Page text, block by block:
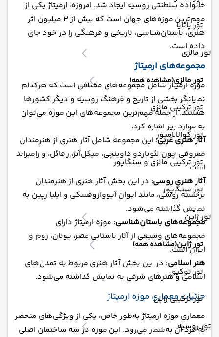
تور پاتایا
تور مالزی
تور مالزی(مشاهده همه)
تور ترکیبی مالزی
تور کوالالامپور
تور ترکیبی مالزی و سنگاپور
تور سنگاپور
تور ژاپن
تور ژاپن(مشاهده همه)
تور توکیو
تور ترکیبی ژاپن
تور روسیه
خانواده سلطنتی روسیه ایجاد شد. امروزه، ارمیتاژ یکی از
مهم‌ترین موزه‌های جهان است که بیش از 3 میلیون اثر
هنری، باستان‌شناسی، تاریخی و فرهنگی را در خود جای
داده است.
مجموعه‌های ارمیتاژ
موزه ارمیتاژ شامل مجموعه‌های مختلفی است که هرکدام
نمایانگر بخشی از تاریخ و فرهنگ روسیه و دیگر کشورها
هستند. از جمله مهم‌ترین مجموعه‌های این موزه می‌توان
به موارد زیر اشاره کرد:
آثار هنری غربی: این مجموعه شامل آثار هنری از هنرمندان
معروفی چون لئوناردو داوینچی، میکل‌آنژ، رافائل، و رامبراند
است.
آثار هنری روسی: در این بخش آثار هنری از هنرمندان
برجسته روسی، مانند ایوان آیووازوفسکی و ایلیا رپین به
نمایش گذاشته می‌شود.
مجموعه‌های باستان‌شناسی: موزه ارمیتاژ دارای
مجموعه‌های وسیعی از آثار باستانی مصر، یونان، روم و
ایران است.
هنر اسلامی: در این بخش آثار هنری مربوط به تمدن‌های
اسلامی و هنرهای شرقی به نمایش گذاشته می‌شود.
جزئیات معماری موزه ارمیتاژ
معماری موزه ارمیتاژ به‌طور خاص، یکی از ویژگی‌های منحصر
به فرد آن به‌شمار می‌رود. این موزه در سه ساختمان اصلی